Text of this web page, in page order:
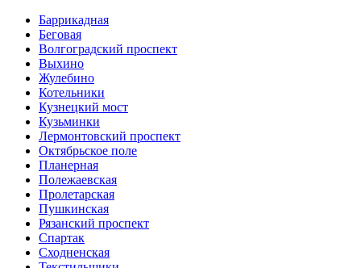
Баррикадная
Беговая
Волгоградский проспект
Выхино
Жулебино
Котельники
Кузнецкий мост
Кузьминки
Лермонтовский проспект
Октябрьское поле
Планерная
Полежаевская
Пролетарская
Пушкинская
Рязанский проспект
Спартак
Сходненская